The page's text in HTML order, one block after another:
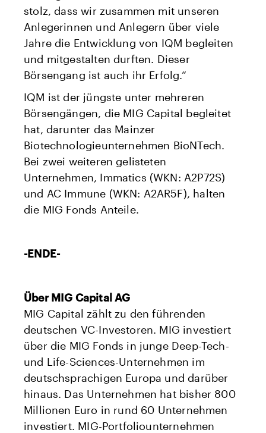
stolz, dass wir zusammen mit unseren
Anlegerinnen und Anlegern über viele
Jahre die Entwicklung von IQM begleiten
und mitgestalten durften. Dieser
Börsengang ist auch ihr Erfolg.“
IQM ist der jüngste unter mehreren
Börsengängen, die MIG Capital begleitet
hat, darunter das Mainzer
Biotechnologieunternehmen BioNTech.
Bei zwei weiteren gelisteten
Unternehmen, Immatics (WKN: A2P72S)
und AC Immune (WKN: A2AR5F), halten
die MIG Fonds Anteile.
-ENDE-
Über MIG Capital AG
MIG Capital zählt zu den führenden
deutschen VC-Investoren. MIG investiert
über die MIG Fonds in junge Deep-Tech-
und Life-Sciences-Unternehmen im
deutschsprachigen Europa und darüber
hinaus. Das Unternehmen hat bisher 800
Millionen Euro in rund 60 Unternehmen
investiert. MIG-Portfoliounternehmen